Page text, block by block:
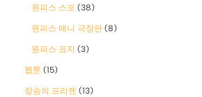
원피스 스포 (38)
원피스 애니 극장판 (8)
원피스 표지 (3)
웹툰 (15)
장송의 프리렌 (13)